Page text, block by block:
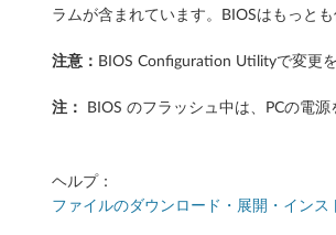
p
a
d
3
ラムが含まれています。BIOSはもっと
注意： BIOS Configuration Utilityで変更
注： BIOS のフラッシュ中は、PCの電
ヘルプ：
ファイルのダウンロード・展開・インス